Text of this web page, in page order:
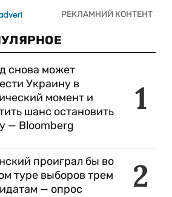
1
снова может
Украину в
момент и
шанс остановить
— Bloomberg
2
проиграл бы во
туре выборов трем
— опрос